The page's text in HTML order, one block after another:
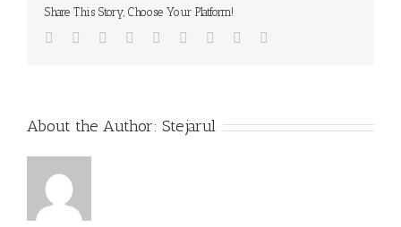
03.08.2016
ORA
Share This Story, Choose Your Platform!
Facebook
TwitterLinkedin
Reddit TumblrGoogle+Pinterest
About the Author: Stejarul